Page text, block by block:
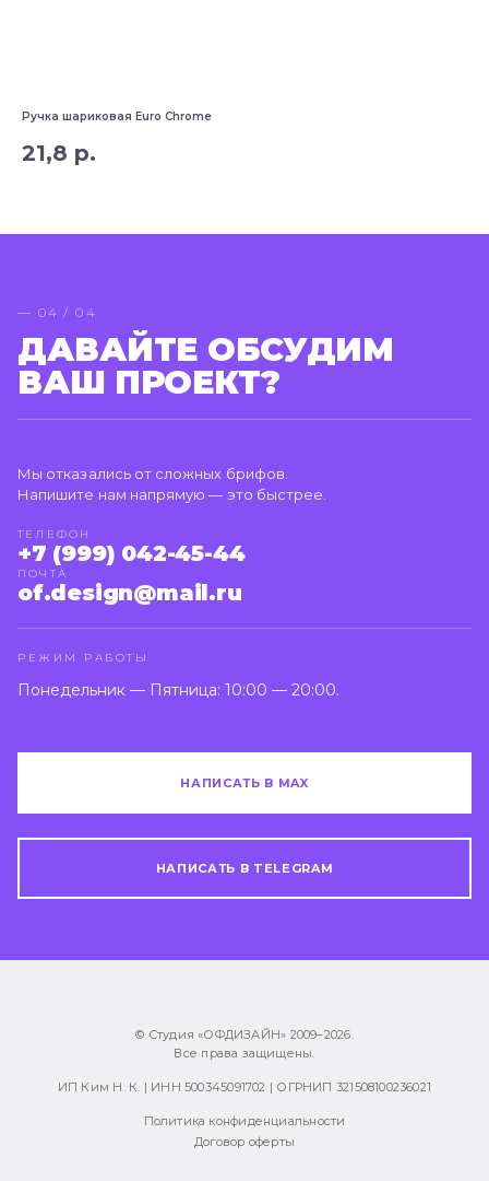
Ручка шариковая Euro Chrome
21,8 р.
— 04 / 04
ДАВАЙТЕ ОБСУДИМ
ВАШ ПРОЕКТ?
Мы отказались от сложных брифов.
Напишите нам напрямую — это быстрее.
ТЕЛЕФОН
+7 (999) 042-45-44
ПОЧТА
of.design@mail.ru
РЕЖИМ РАБОТЫ
Понедельник — Пятница: 10:00 — 20:00.
НАПИСАТЬ В MAX
НАПИСАТЬ В TELEGRAM
© Студия «ОФДИЗАЙН» 2009–2026
Все права защищены.
ИП Ким Н. К. | ИНН 500345091702 | ОГРНИП 321508100236021
Политика конфиденциальности
Договор оферты